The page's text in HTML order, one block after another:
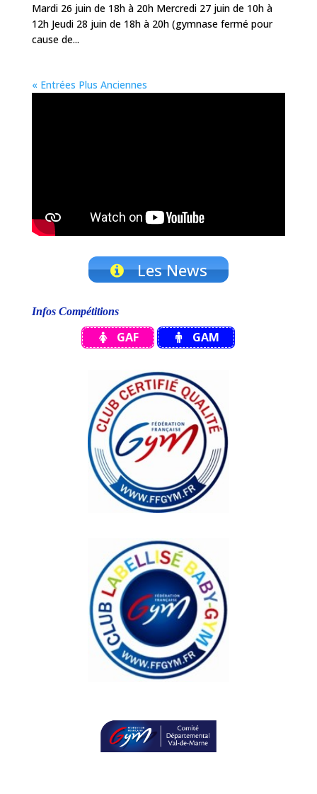
Mardi 26 juin de 18h à 20h Mercredi 27 juin de 10h à
12h Jeudi 28 juin de 18h à 20h (gymnase fermé pour
cause de...
« Entrées Plus Anciennes
Les News
Infos Compétitions
GAF GAM